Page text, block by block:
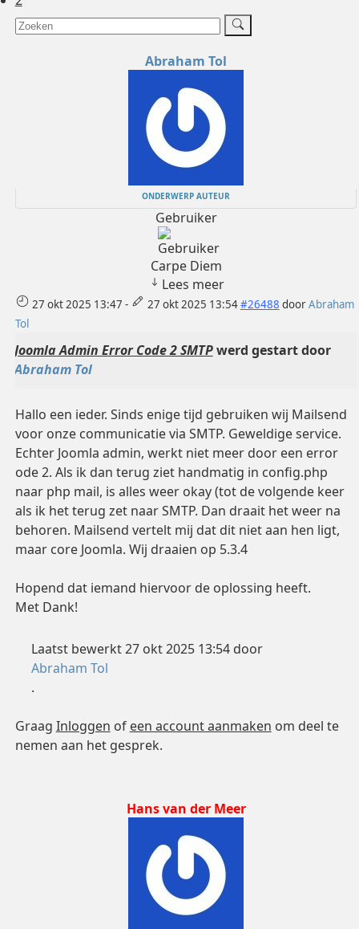
Abraham Tol
ONDERWERP AUTEUR
Gebruiker
Carpe Diem
Lees meer
27 okt 2025 13:47 - 27 okt 2025 13:54#26488 doorAbraham
Tol
Joomla Admin Error Code 2 SMTPwerd gestart door
Abraham Tol
Hallo een ieder. Sinds enige tijd gebruiken wij Mailsend
voor onze communicatie via SMTP. Geweldige service.
Echter Joomla admin, werkt niet meer door een error
ode 2. Als ik dan terug ziet handmatig in config.php
naar php mail, is alles weer okay (tot de volgende keer
als ik het terug zet naar SMTP. Dan draait het weer na
behoren. Mailsend vertelt mij dat dit niet aan hen ligt,
maar core Joomla. Wij draaien op 5.3.4
Hopend dat iemand hiervoor de oplossing heeft.
Met Dank!
Laatst bewerkt 27 okt 2025 13:54 door
Abraham Tol
.
Graag Inloggen of een account aanmaken om deel te
nemen aan het gesprek.
Hans van der Meer